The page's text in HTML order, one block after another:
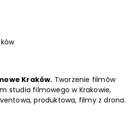
Kraków. Tworzenie filmów
studia filmowego w Krakowie,
produktowa, filmy z drona.